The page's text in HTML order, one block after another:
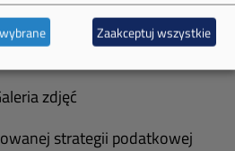
Górniczy Janina
Sobieski
zdjęć
strategii podatkowej
Zaakceptuj wszystkie